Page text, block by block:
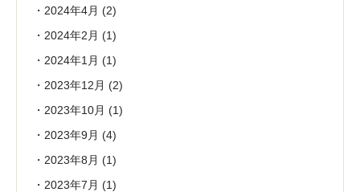
2024年4月 (2)
2024年2月 (1)
2024年1月 (1)
2023年12月 (2)
2023年10月 (1)
2023年9月 (4)
2023年8月 (1)
2023年7月 (1)